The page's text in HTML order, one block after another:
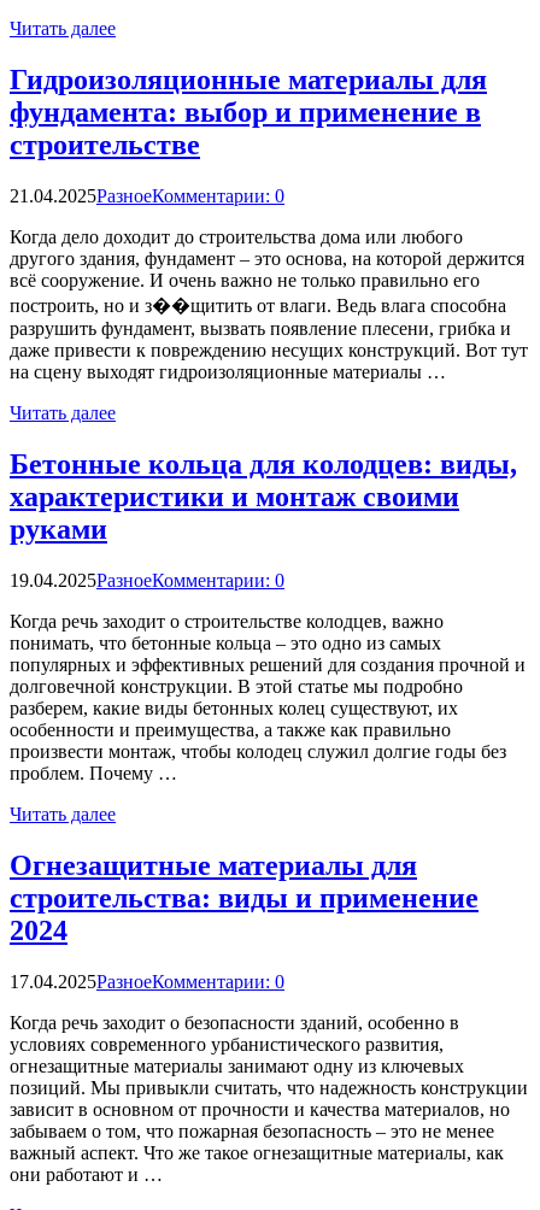
Читать далее
Гидроизоляционные материалы для
фундамента: выбор и применение в
строительстве
21.04.2025РазноеКомментарии: 0
Когда дело доходит до строительства дома или любого
другого здания, фундамент – это основа, на которой держится
всё сооружение. И очень важно не только правильно его
построить, но и з��щитить от влаги. Ведь влага способна
разрушить фундамент, вызвать появление плесени, грибка и
даже привести к повреждению несущих конструкций. Вот тут
на сцену выходят гидроизоляционные материалы …
Читать далее
Бетонные кольца для колодцев: виды,
характеристики и монтаж своими
руками
19.04.2025РазноеКомментарии: 0
Когда речь заходит о строительстве колодцев, важно
понимать, что бетонные кольца – это одно из самых
популярных и эффективных решений для создания прочной и
долговечной конструкции. В этой статье мы подробно
разберем, какие виды бетонных колец существуют, их
особенности и преимущества, а также как правильно
произвести монтаж, чтобы колодец служил долгие годы без
проблем. Почему …
Читать далее
Огнезащитные материалы для
строительства: виды и применение
2024
17.04.2025РазноеКомментарии: 0
Когда речь заходит о безопасности зданий, особенно в
условиях современного урбанистического развития,
огнезащитные материалы занимают одну из ключевых
позиций. Мы привыкли считать, что надежность конструкции
зависит в основном от прочности и качества материалов, но
забываем о том, что пожарная безопасность – это не менее
важный аспект. Что же такое огнезащитные материалы, как
они работают и …